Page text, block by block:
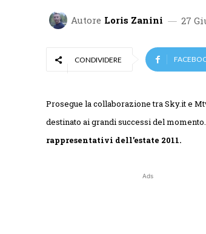
Autore Loris Zanini 27
CONDIVIDERE
Prosegue la collaborazione tra Sky.it e
destinato ai grandi successi del momento.
rappresentativi dell’estate 2011.
Ads